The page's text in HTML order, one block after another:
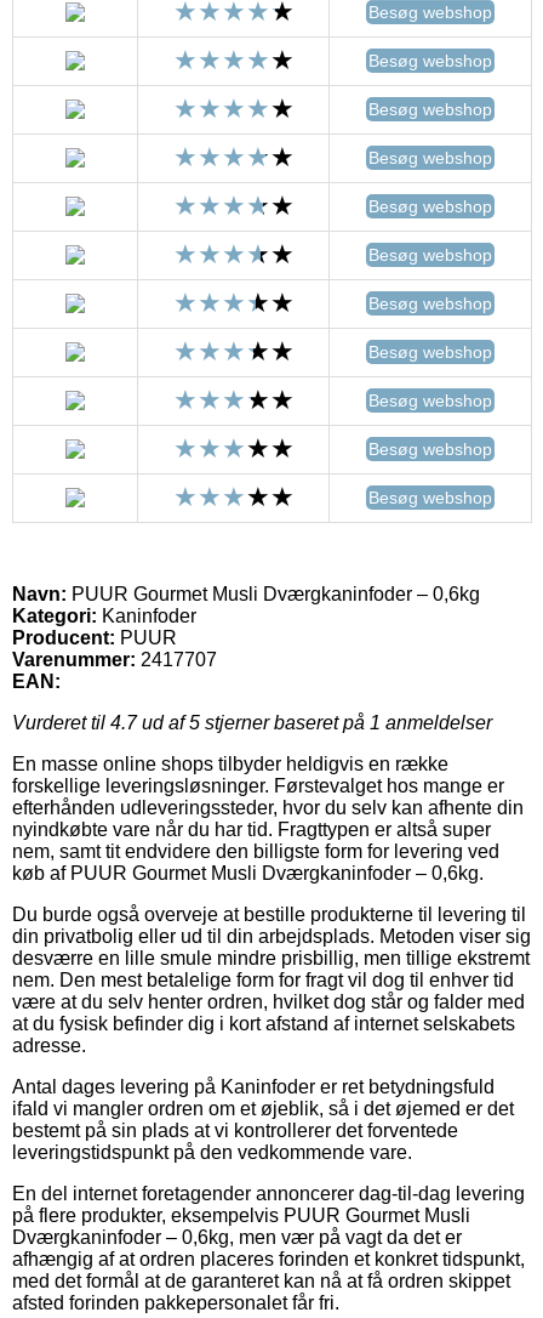
Besøg webshop
Besøg webshop
Besøg webshop
Besøg webshop
Besøg webshop
Besøg webshop
Besøg webshop
Besøg webshop
Besøg webshop
Besøg webshop
Besøg webshop
Navn: PUUR Gourmet Musli Dværgkaninfoder – 0,6kg
Kategori: Kaninfoder
Producent: PUUR
Varenummer: 2417707
EAN:
Vurderet til 4.7ud af 5 stjerner baseret på 1 anmeldelser
En masse online shops tilbyder heldigvis en række
forskellige leveringsløsninger. Førstevalget hos mange er
efterhånden udleveringssteder, hvor du selv kan afhente din
nyindkøbte vare når du har tid. Fragttypen er altså super
nem, samt tit endvidere den billigste form for levering ved
køb af PUUR Gourmet Musli Dværgkaninfoder – 0,6kg.
Du burde også overveje at bestille produkterne til levering til
din privatbolig eller ud til din arbejdsplads. Metoden viser sig
desværre en lille smule mindre prisbillig, men tillige ekstremt
nem. Den mest betalelige form for fragt vil dog til enhver tid
være at du selv henter ordren, hvilket dog står og falder med
at du fysisk befinder dig i kort afstand af internet selskabets
adresse.
Antal dages levering på Kaninfoder er ret betydningsfuld
ifald vi mangler ordren om et øjeblik, så i det øjemed er det
bestemt på sin plads at vi kontrollerer det forventede
leveringstidspunkt på den vedkommende vare.
En del internet foretagender annoncerer dag-til-dag levering
på flere produkter, eksempelvis PUUR Gourmet Musli
Dværgkaninfoder – 0,6kg, men vær på vagt da det er
afhængig af at ordren placeres forinden et konkret tidspunkt,
med det formål at de garanteret kan nå at få ordren skippet
afsted forinden pakkepersonalet får fri.